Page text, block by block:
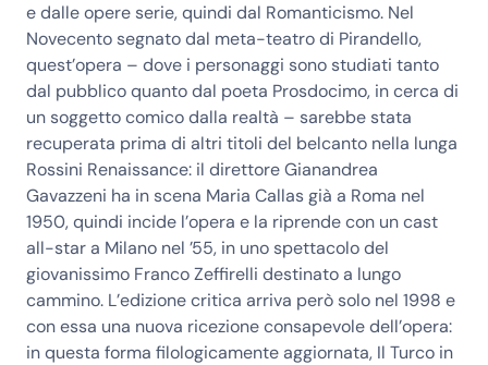
e dalle opere serie, quindi dal Romanticismo. Nel
Novecento segnato dal meta-teatro di Pirandello,
quest’opera – dove i personaggi sono studiati tanto
dal pubblico quanto dal poeta Prosdocimo, in cerca di
un soggetto comico dalla realtà – sarebbe stata
recuperata prima di altri titoli del belcanto nella lunga
Rossini Renaissance: il direttore Gianandrea
Gavazzeni ha in scena Maria Callas già a Roma nel
1950, quindi incide l’opera e la riprende con un cast
all-star a Milano nel ’55, in uno spettacolo del
giovanissimo Franco Zeffirelli destinato a lungo
cammino. L’edizione critica arriva però solo nel 1998 e
con essa una nuova ricezione consapevole dell’opera:
in questa forma filologicamente aggiornata, Il Turco in